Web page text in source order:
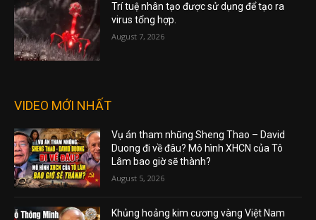
Trí tuệ nhân tạo được sử dụng để tạo ra
virus tổng hợp.
August 7, 2026
VIDEO MỚI NHẤT
Vụ án tham nhũng Sheng Thao – David
Duong đi về đâu? Mô hình XHCN của Tô
Lâm bao giờ sẽ thành?
August 5, 2026
Khủng hoảng kim cương vàng Việt Nam